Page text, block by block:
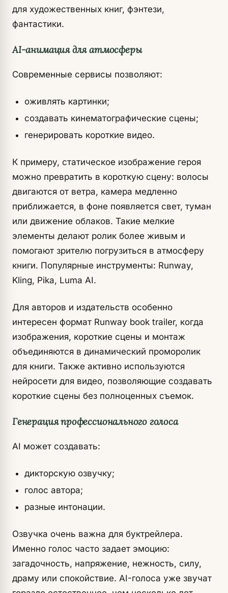
для художественных книг, фэнтези,
фантастики.
AI-анимация для атмосферы
Современные сервисы позволяют:
оживлять картинки;
создавать кинематографические сцены;
генерировать короткие видео.
К примеру, статическое изображение героя
можно превратить в короткую сцену: волосы
двигаются от ветра, камера медленно
приближается, в фоне появляется свет, туман
или движение облаков. Такие мелкие
элементы делают ролик более живым и
помогают зрителю погрузиться в атмосферу
книги. Популярные инструменты: Runway,
Kling, Pika, Luma AI.
Для авторов и издательств особенно
интересен формат Runway book trailer, когда
изображения, короткие сцены и монтаж
объединяются в динамический проморолик
для книги. Также активно используются
нейросети для видео, позволяющие создавать
короткие сцены без полноценных съемок.
Генерация профессионального голоса
AI может создавать:
дикторскую озвучку;
голос автора;
разные интонации.
Озвучка очень важна для буктрейлера.
Именно голос часто задает эмоцию:
загадочность, напряжение, нежность, силу,
драму или спокойствие. AI-голоса уже звучат